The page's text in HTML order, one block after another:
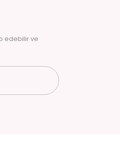
edebilir ve